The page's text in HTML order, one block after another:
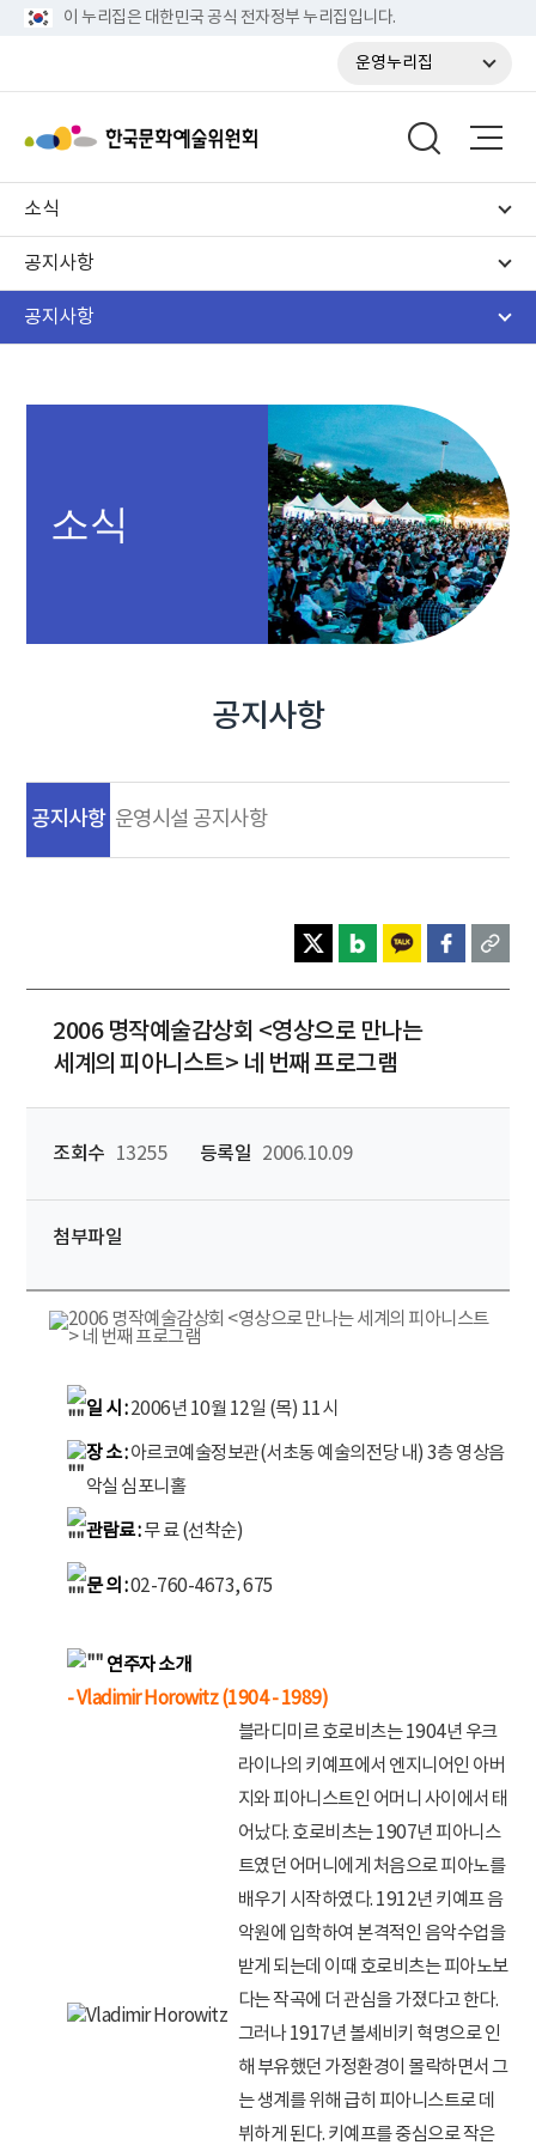
이 누리집은 대한민국 공식 전자정부 누리집입니다.
운영누리집
소식
공지사항
공지사항
소식
공지사항
공지사항 운영시설 공지사항
2006 명작예술감상회 <영상으로 만나는
세계의 피아니스트> 네 번째 프로그램
조회수 13255 등록일 2006.10.09
첨부파일
일 시 : 2006년 10월 12일 (목) 11시
장 소 :아르코예술정보관(서초동 예술의전당 내) 3층 영상음
악실 심포니홀
관람료 : 무 료 (선착순)
문 의 :02-760-4673, 675
연주자 소개
- Vladimir Horowitz (1904 - 1989)
블라디미르 호로비츠는 1904년 우크
라이나의 키예프에서 엔지니어인 아버
지와 피아니스트인 어머니 사이에서 태
어났다. 호로비츠는 1907년 피아니스
트였던 어머니에게 처음으로 피아노를
배우기 시작하였다. 1912년 키예프 음
악원에 입학하여 본격적인 음악수업을
받게 되는데 이때 호로비츠는 피아노보
다는 작곡에 더 관심을 가졌다고 한다.
그러나 1917년 볼셰비키 혁명으로 인
해 부유했던 가정환경이 몰락하면서 그
는 생계를 위해 급히 피아니스트로 데
뷔하게 된다. 키예프를 중심으로 작은